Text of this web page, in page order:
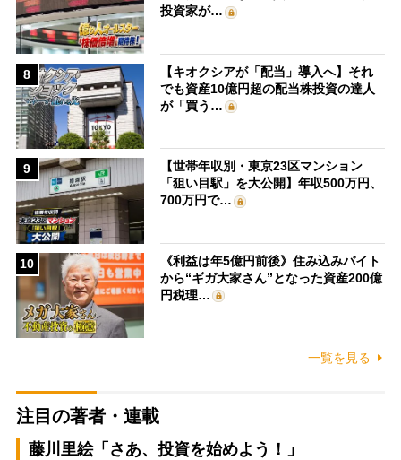
投資家が…
8
【キオクシアが「配当」導入へ】それ
でも資産10億円超の配当株投資の達人
が「買う…
9
【世帯年収別・東京23区マンション
「狙い目駅」を大公開】年収500万円、
700万円で…
10
《利益は年5億円前後》住み込みバイト
から“ギガ大家さん”となった資産200億
円税理…
一覧を見る
注目の著者・連載
藤川里絵「さあ、投資を始めよう！」